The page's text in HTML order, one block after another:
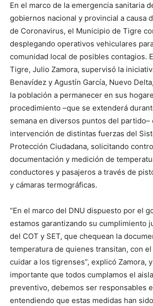
En el marco de la emergencia sanitaria
gobiernos nacional y provincial a causa
de Coronavirus, el Municipio de Tigre
desplegando operativos vehiculares
comunidad local de posibles contagios.
Tigre, Julio Zamora, supervisó la
Benavídez y Agustín García, Nuevo
la población a permanecer en sus
procedimiento –que se extenderá
semana en diversos puntos del partido–
intervención de distintas fuerzas del
Protección Ciudadana, solicitando
documentación y medición de
conductores y pasajeros a través de
y cámaras termográficas.
“En el marco del DNU dispuesto por el
estamos garantizando su cumplimiento
del COT y SET, que chequean la
temperatura de quienes transitan, con
cuidar a los tigrenses”, explicó Zamora,
importante que todos cumplamos el
preventivo, debemos ser responsables
entendiendo que estas medidas han